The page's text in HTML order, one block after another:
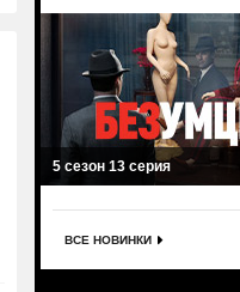
5 сезон 13 серия
ВСЕ НОВИНКИ